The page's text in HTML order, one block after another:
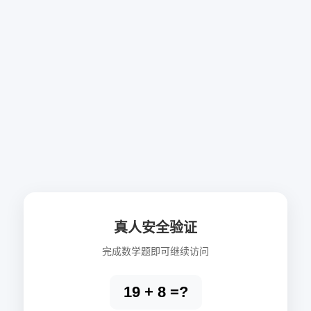
真人安全验证
完成数学题即可继续访问
19 + 8 =?